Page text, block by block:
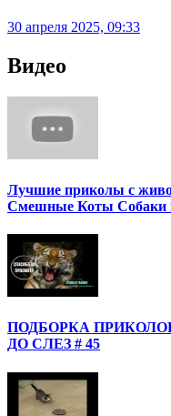
30 апреля 2025, 09:33
Видео
Лучшие приколы с
Смешные Коты Собаки
ПОДБОРКА
ДО СЛЕЗ # 45